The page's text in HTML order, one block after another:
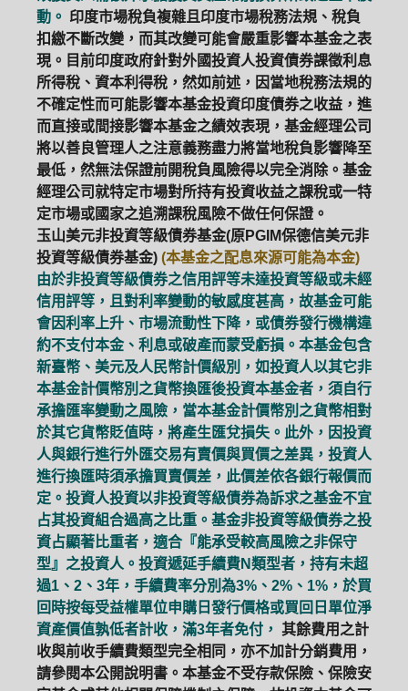
動。 印度市場稅負複雜且印度市場稅務法規、稅負
扣繳不斷改變，而其改變可能會嚴重影響本基金之表
現。目前印度政府針對外國投資人投資債券課徵利息
所得稅、資本利得稅，然如前述，因當地稅務法規的
不確定性而可能影響本基金投資印度債券之收益，進
而直接或間接影響本基金之績效表現，基金經理公司
將以善良管理人之注意義務盡力將當地稅負影響降至
最低，然無法保證前開稅負風險得以完全消除。基金
經理公司就特定市場對所持有投資收益之課稅或一特
定市場或國家之追溯課稅風險不做任何保證。
玉山美元非投資等級債券基金(原PGIM保德信美元非
投資等級債券基金) (本基金之配息來源可能為本金)
由於非投資等級債券之信用評等未達投資等級或未經
信用評等，且對利率變動的敏感度甚高，故基金可能
會因利率上升、市場流動性下降，或債券發行機構違
約不支付本金、利息或破產而蒙受虧損。本基金包含
新臺幣、美元及人民幣計價級別，如投資人以其它非
本基金計價幣別之貨幣換匯後投資本基金者，須自行
承擔匯率變動之風險，當本基金計價幣別之貨幣相對
於其它貨幣貶值時，將產生匯兌損失。此外，因投資
人與銀行進行外匯交易有賣價與買價之差異，投資人
進行換匯時須承擔買賣價差，此價差依各銀行報價而
定。投資人投資以非投資等級債券為訴求之基金不宜
占其投資組合過高之比重。基金非投資等級債券之投
資占顯著比重者，適合『能承受較高風險之非保守
型』之投資人。投資遞延手續費N類型者，持有未超
過1、2、3年，手續費率分別為3%、2%、1%，於買
回時按每受益權單位申購日發行價格或買回日單位淨
資產價值孰低者計收，滿3年者免付， 其餘費用之計
收與前收手續費類型完全相同，亦不加計分銷費用，
請參閱本公開說明書。本基金不受存款保險、保險安